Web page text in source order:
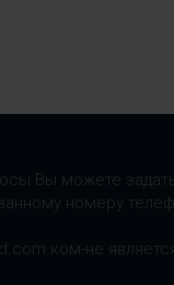
Вы можете
номеру
не